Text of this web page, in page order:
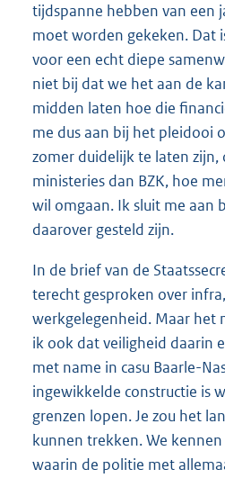
tijdspanne hebben van een
moet worden gekeken. Dat
voor een echt diepe
niet bij dat we het aan de
midden laten hoe die
me dus aan bij het pleidooi
zomer duidelijk te laten zijn,
ministeries dan BZK, hoe
wil omgaan. Ik sluit me aan
daarover gesteld zijn.
In de brief van de
terecht gesproken over
werkgelegenheid. Maar het
ik ook dat veiligheid daarin
met name in casu Baarle-
ingewikkelde constructie is
grenzen lopen. Je zou het
kunnen trekken. We
waarin de politie met